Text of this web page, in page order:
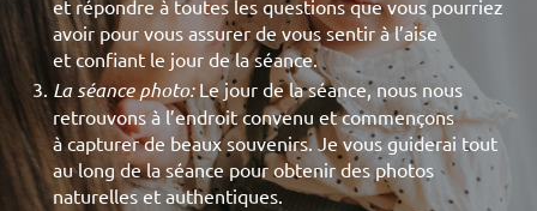
et répondre à toutes les questions que vous pourriez
avoir pour vous assurer de vous sentir à l’aise
et confiant le jour de la séance.
La séance photo:Le jour de la séance, nous nous
retrouvons à l’endroit convenu et commençons
à capturer de beaux souvenirs. Je vous guiderai tout
au long de la séance pour obtenir des photos
naturelles et authentiques.